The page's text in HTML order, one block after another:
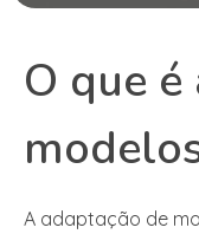
O que
A adaptação de